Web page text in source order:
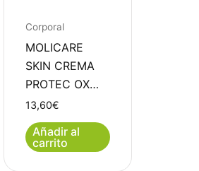
Corporal
MOLICARE
SKIN CREMA
PROTEC OX…
13,60€
Añadir al
carrito